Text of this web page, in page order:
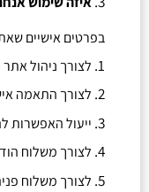
בפרטים אישיים
לצורך ניהול
לצורך התאמה
ייעול האפשרות
לצורך משלוח
לצורך משלוח